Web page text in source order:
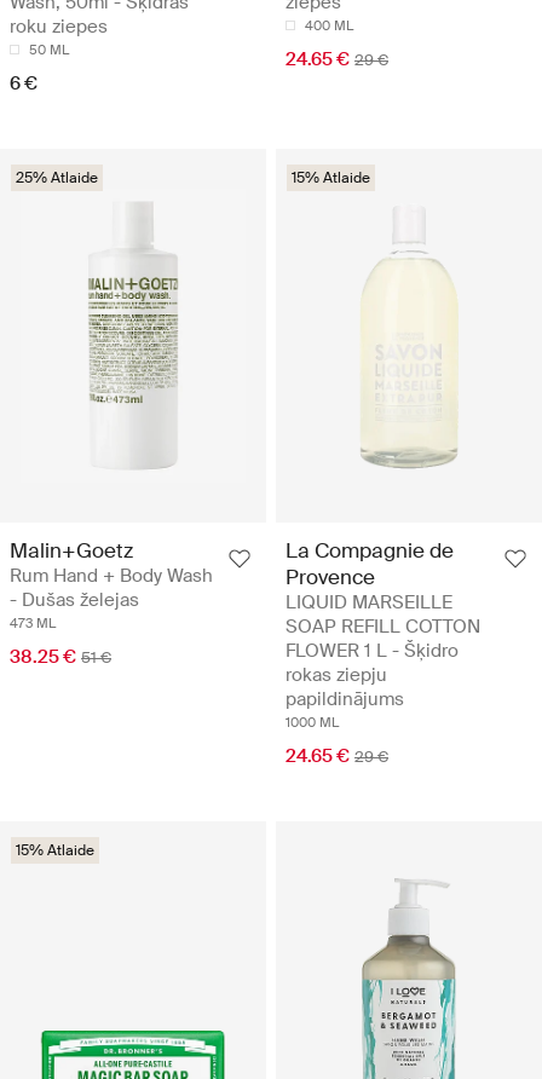
roku ziepes
50 ML
6 €
400 ML
24.65 € 29 €
25% Atlaide
Malin+Goetz
Rum Hand + Body Wash
- Dušas želejas
473 ML
38.25 € 51 €
15% Atlaide
La Compagnie de
Provence
LIQUID MARSEILLE
SOAP REFILL COTTON
FLOWER 1 L - Šķidro
rokas ziepju
papildinājums
1000 ML
24.65 € 29 €
15% Atlaide